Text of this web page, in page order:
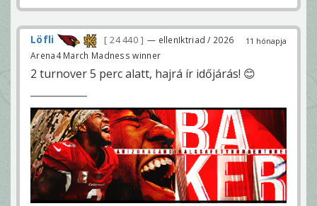
11 hónapja
Löfli 24 440
— ellenIktriad / 2026
Arena4 March Madness winner
2 turnover 5 perc alatt, hajrá ír időjárás! 😊